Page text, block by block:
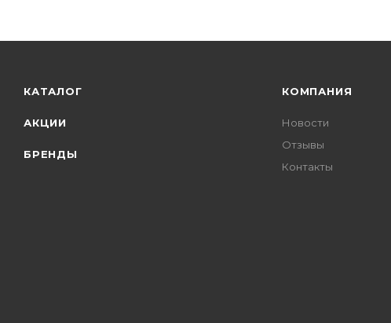
КАТАЛОГ
АКЦИИ
БРЕНДЫ
КОМПАНИЯ
Новости
Отзывы
Контакты